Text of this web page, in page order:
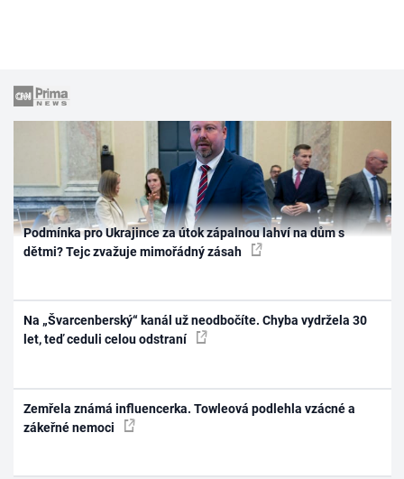
Podmínka pro Ukrajince za útok zápalnou lahví na dům s
dětmi? Tejc zvažuje mimořádný zásah
Na „Švarcenberský“ kanál už neodbočíte. Chyba vydržela 30
let, teď ceduli celou odstraní
Zemřela známá influencerka. Towleová podlehla vzácné a
zákeřné nemoci